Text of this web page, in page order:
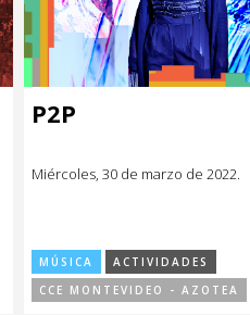
P2P
Miércoles, 30 de marzo de 2022.
MÚSICA
ACTIVIDADES
CCE MONTEVIDEO - AZOTEA